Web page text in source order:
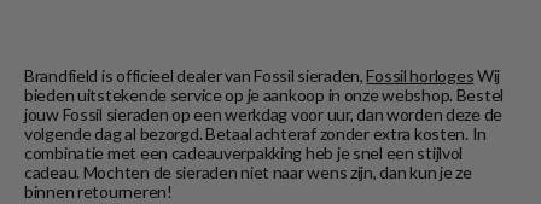
Brandfield is officieel dealer van Fossil sieraden,Fossil horlogesWij
bieden uitstekende service op je aankoop in onze webshop. Bestel
jouw Fossil sieraden op een werkdag voor uur, dan worden deze de
volgende dag al bezorgd. Betaal achteraf zonder extra kosten. In
combinatie met een cadeauverpakking heb je snel een stijlvol
cadeau. Mochten de sieraden niet naar wens zijn, dan kun je ze
binnen retourneren!